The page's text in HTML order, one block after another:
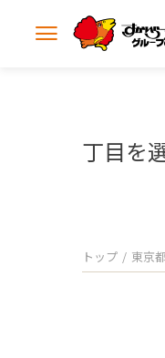
メ
丁目を
トップ 東京都